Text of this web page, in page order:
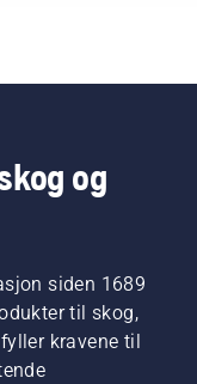
og
siden 1689
til skog,
kravene til